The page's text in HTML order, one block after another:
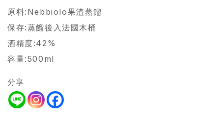
原料:Nebbiolo果渣蒸餾
保存:蒸餾後入法國木桶
酒精度:42%
容量:500ml
分享